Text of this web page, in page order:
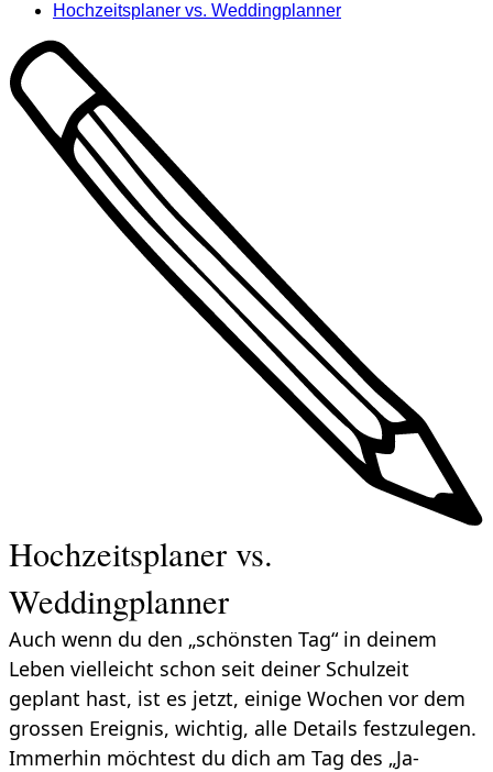
Hochzeitsplaner vs. Weddingplanner
Hochzeitsplaner vs.
Weddingplanner
Auch wenn du den „schönsten Tag“ in deinem
Leben vielleicht schon seit deiner Schulzeit
geplant hast, ist es jetzt, einige Wochen vor dem
grossen Ereignis, wichtig, alle Details festzulegen.
Immerhin möchtest du dich am Tag des „Ja-